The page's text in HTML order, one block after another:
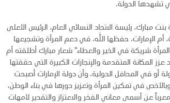
تشهدها الدولة.
مبارك، رئيسة الاتحاد النسائي العام، الرئيس الأعلى
الإمارات، حفظها الله، في دعم المرأة وتشجيعها
شريكة في الخير والعطاء" شعار مبارك أطلقته أم
المتقدمة والإنجازات الكبيرة التي حققتها
أو في المحافل الدولية، وأن دولة الإمارات أصبحت
في تمكين المرأة وتعزيز دورها في بناء الوطن،
عن أسمى معاني الفخر والاعتزاز والتقدير لأمهات